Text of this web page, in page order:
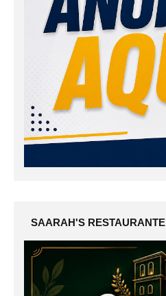
SAARAH'S RESTAURANTE